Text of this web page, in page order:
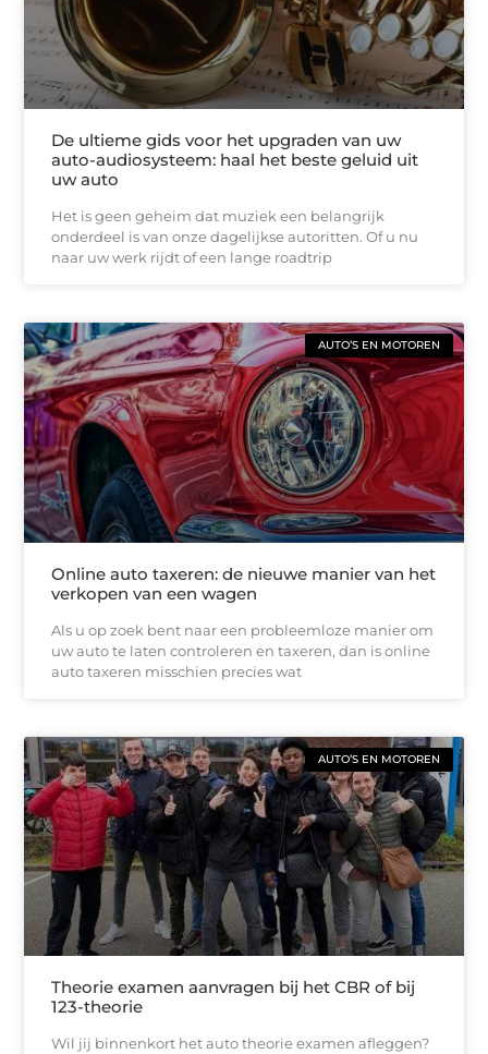
De ultieme gids voor het upgraden van uw
auto-audiosysteem: haal het beste geluid uit
uw auto
Het is geen geheim dat muziek een belangrijk
onderdeel is van onze dagelijkse autoritten. Of u nu
naar uw werk rijdt of een lange roadtrip
AUTO’S EN MOTOREN
Online auto taxeren: de nieuwe manier van het
verkopen van een wagen
Als u op zoek bent naar een probleemloze manier om
uw auto te laten controleren en taxeren, dan is online
auto taxeren misschien precies wat
AUTO’S EN MOTOREN
Theorie examen aanvragen bij het CBR of bij
123-theorie
Wil jij binnenkort het auto theorie examen afleggen?